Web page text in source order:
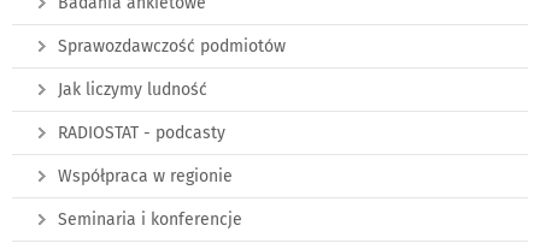
Sprawozdawczość podmiotów
Jak liczymy ludność
RADIOSTAT - podcasty
Współpraca w regionie
Seminaria i konferencje